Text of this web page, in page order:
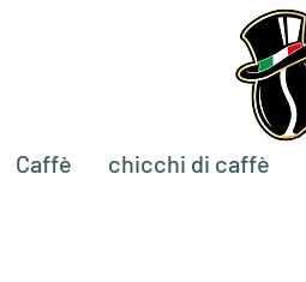
Caffè chicchi di caffè